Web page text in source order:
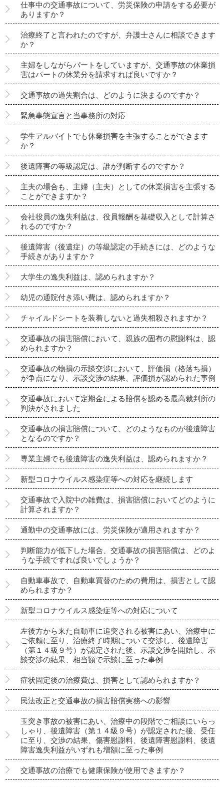
仕事中の交通事故について、労災保険の申請をする必要が
ありますか？
治療終了と言われたのですが、弁護士さんに相談できます
か？
主婦をしながらパートをしていますが、交通事故の休業損
害はパートの休業分を請求すれば良いですか？
交通事故の過失割合は、どのように決まるのですか？
緊急事態宣言と当事務所の対応
学生アルバイトでも休業損害を主張することができます
か？
後遺障害の等級認定は、誰が判断するのですか？
主夫の場合も、主婦（主夫）としての休業損害を主張する
ことができますか？
会社役員の逸失利益は、役員報酬を基礎収入として計算さ
れるのですか？
後遺障害（後遺症）の等級認定の手続きには、どのような
手続きがありますか？
大学生の逸失利益は、認められますか？
幼児の通院付き添い費は、認められますか？
チャイルドシートを装着しないと過失相殺されますか？
交通事故の損害賠償において、親族の固有の慰謝料は、認
められますか？
交通事故の物損の示談交渉において、評価損（格落ち損）
が争点になり、示談交渉の結果、評価損が認められた事例
交通事故において定期金による賠償を認める最高裁判所の
判決がされました
交通事故の損害賠償について、どのようなものが後遺障害
となるのですか？
専業主婦でも後遺障害の逸失利益は、認められますか？
新型コロナウイルス感染症等への対応を継続します
交通事故で入院中の雑費は、損害賠償においてどのように
計算されますか？
通勤中の交通事故には、労災保険が適用されますか？
判断能力が低下した場合、交通事故の損害賠償は、どのよ
うな手続ですれば良いでしょうか？
自動車事故で、自動車買替のための費用は、損害として認
められますか？
新型コロナウイルス感染症等への対応について
左後方から来た自動車に追突される被害にあい、治療中に
ご依頼に至り、治療終了時期について交渉し、後遺障害
（第１４級９号）が認定された後、示談交渉を開始し、示
談交渉の結果、相当額で示談に至った事例
症状固定後の治療費は、損害として認められますか？
民法改正と交通事故の損害賠償実務への影響
玉突き事故の被害にあい、治療中の段階でご相談にいらっ
しゃり、後遺障害（第１４級９号）が認定された後、受任
に至り、交渉の結果、傷害慰謝料、後遺障害慰謝料、後遺
障害逸失利益がいずれも増額に至った事例
交通事故の治療でも健康保険が使用できますか？